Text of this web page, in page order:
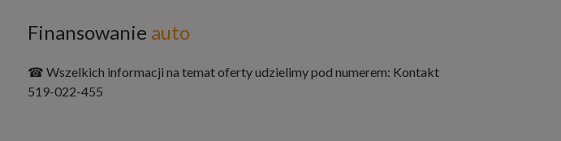
Finansowanie auto
☎ Wszelkich informacji na temat oferty udzielimy pod numerem: Kontakt
519-022-455